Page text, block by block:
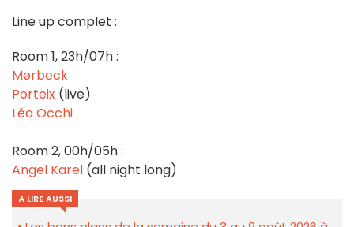
Line up complet :
Room 1, 23h/07h :
Mørbeck
Porteix (live)
Léa Occhi
Room 2, 00h/05h :
Angel Karel (all night long)
À LIRE AUSSI